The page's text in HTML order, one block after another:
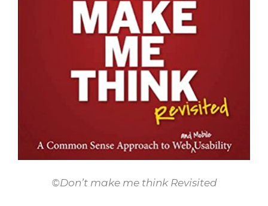
©Don’t make me think Revisited